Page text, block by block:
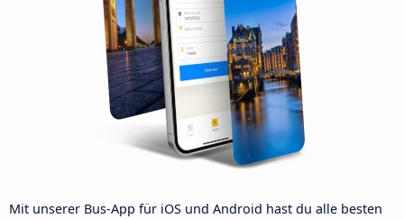
Mit unserer Bus-App für iOS und Android hast du alle besten